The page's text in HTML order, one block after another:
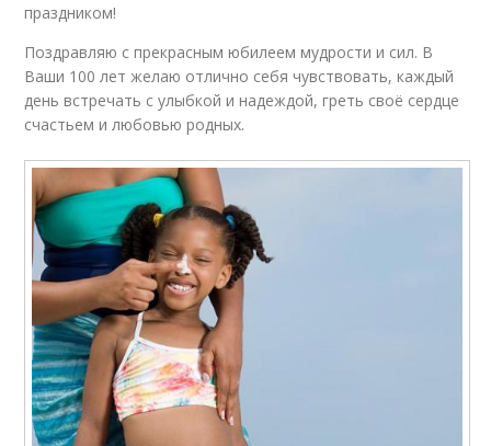
праздником!
Поздравляю с прекрасным юбилеем мудрости и сил. В
Ваши 100 лет желаю отлично себя чувствовать, каждый
день встречать с улыбкой и надеждой, греть своё сердце
счастьем и любовью родных.